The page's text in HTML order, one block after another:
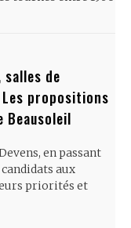
de
propositions
Beausoleil
en passant
aux
priorités et